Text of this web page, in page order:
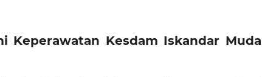
Keperawatan Kesdam Iskandar Muda